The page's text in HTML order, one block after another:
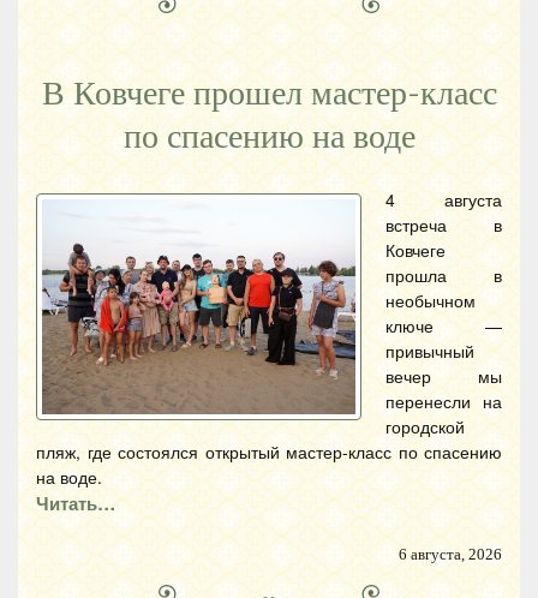
В Ковчеге прошел мастер-класс
по спасению на воде
4 августа
встреча в
Ковчеге
прошла в
необычном
ключе —
привычный
вечер мы
перенесли на
городской
пляж, где состоялся открытый мастер-класс по спасению
на воде.
Читать…
6 августа, 2026